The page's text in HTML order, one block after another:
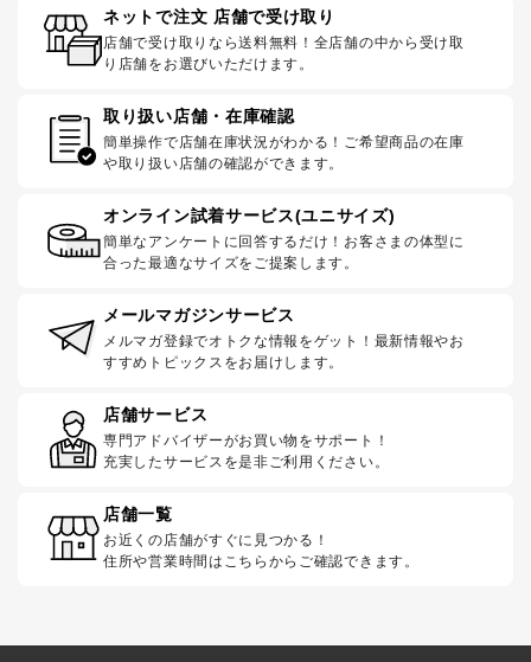
ネットで注文 店舗で受け取り
店舗で受け取りなら送料無料！全店舗の中から受け取
り店舗をお選びいただけます。
取り扱い店舗・在庫確認
簡単操作で店舗在庫状況がわかる！ご希望商品の在庫
や取り扱い店舗の確認ができます。
オンライン試着サービス(ユニサイズ)
簡単なアンケートに回答するだけ！お客さまの体型に
合った最適なサイズをご提案します。
メールマガジンサービス
メルマガ登録でオトクな情報をゲット！最新情報やお
すすめトピックスをお届けします。
店舗サービス
専門アドバイザーがお買い物をサポート！
充実したサービスを是非ご利用ください。
店舗一覧
お近くの店舗がすぐに見つかる！
住所や営業時間はこちらからご確認できます。